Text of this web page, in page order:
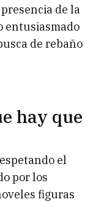
de la
entusiasmado
de rebaño
hay que
el
por los
figuras